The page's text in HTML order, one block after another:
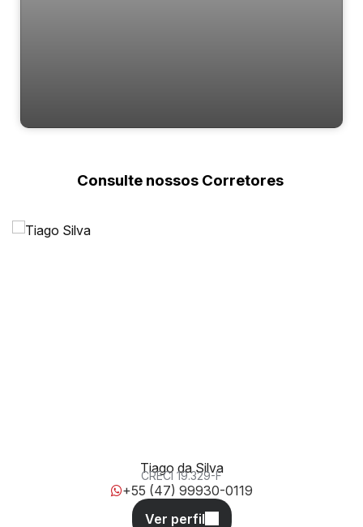
Consulte nossos Corretores
Tiago da Silva
CRECI 19.329-F
+55 (47) 99930-0119